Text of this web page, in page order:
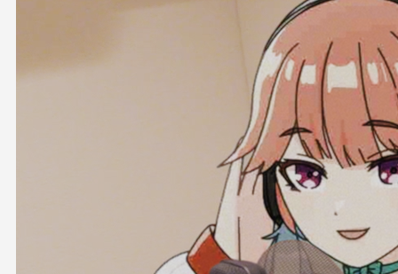
TALENT
AUDITION
SUPPORT ADVERTISING